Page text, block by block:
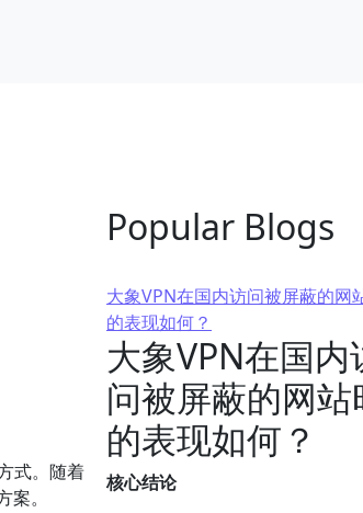
式。随着
。
Popular Blogs
大象VPN在国内访问被屏蔽的网
的表现如何？
大象VPN在国内
问被屏蔽的网站
的表现如何？
核心结论